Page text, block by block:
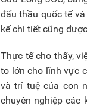
đấu thầu quốc tế
kế chi tiết cũng
Thực tế cho thấy,
to lớn cho lĩnh vực
và trí tuệ của con
chuyên nghiệp các